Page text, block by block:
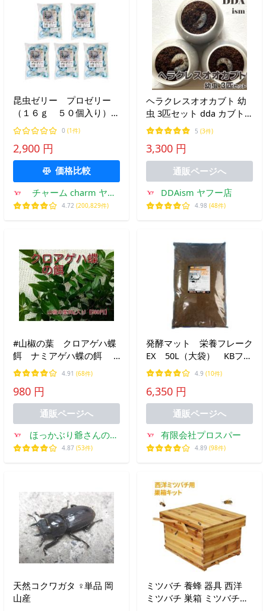
昆虫ゼリー プロゼリー
（１６ｇ ５０個入り）×
５ カブトムシ・クワガタ
用 高タンパク！硬め仕上
げ！ブリードに最適！ お
一人様１点限り
0 (1件)
2,900 円
価格比較
チャーム charm ヤフ
ー店
4.72 (200,829件)
ヘラクレスオオカブト 幼
虫 3匹セット dda カブト
ムシ 人気 生体
5 (3件)
3,300 円
通販ページへ
DDAism ヤフー店
4.98 (48件)
#山椒の葉 クロアゲハ蝶
餌 ナミアゲハ蝶の餌
アゲハチョウ蝶エサ
蝶々の餌
4.91 (68件)
980 円
通販ページへ
ほっかぶり爺さんのお
店
4.87 (53件)
発酵マット 栄養フレーク
EX 50L（大袋） KBファ
ーム製
4.9 (10件)
6,350 円
通販ページへ
有限会社プロスパー
4.89 (98件)
天然コクワガタ ♀単品 岡
山産
ミツバチ 養蜂 器具 西洋
ミツバチ 巣箱 ミツバチ箱